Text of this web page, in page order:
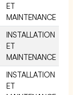
ET
MAINTENANCE
INSTALLATION
ET
MAINTENANCE
INSTALLATION
ET